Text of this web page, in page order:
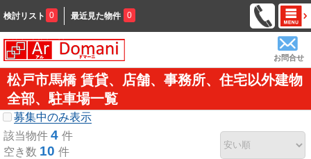
検討リスト 0 最近見た物件 0
お問合せ
松戸市馬橋 賃貸、店舗、事務所、住宅以外建物
全部、駐車場一覧
募集中のみ表示
該当物件 4 件
空き数 10 件